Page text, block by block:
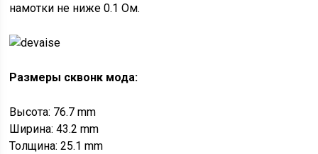
намотки не ниже 0.1 Ом.
Размеры сквонк мода:
Высота: 76.7 mm
Ширина: 43.2 mm
Толщина: 25.1 mm